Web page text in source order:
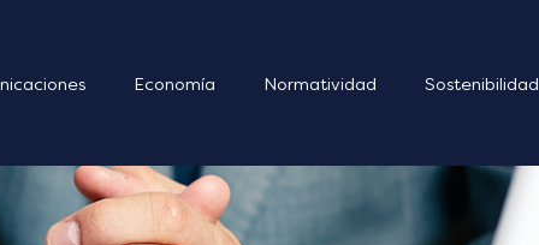
Economía Normatividad Sostenibilidad